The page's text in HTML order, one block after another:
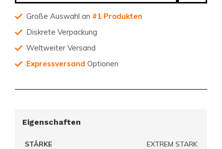
Große Auswahl an #1 Produkten
Diskrete Verpackung
Weltweiter Versand
Expressversand Optionen
Eigenschaften
STÄRKE EXTREM STARK